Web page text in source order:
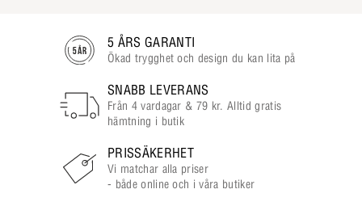
5 ÅRS GARANTI
Ökad trygghet och design du kan lita på
SNABB LEVERANS
Från 4 vardagar & 79 kr. Alltid gratis
hämtning i butik
PRISSÄKERHET
Vi matchar alla priser
- både online och i våra butiker